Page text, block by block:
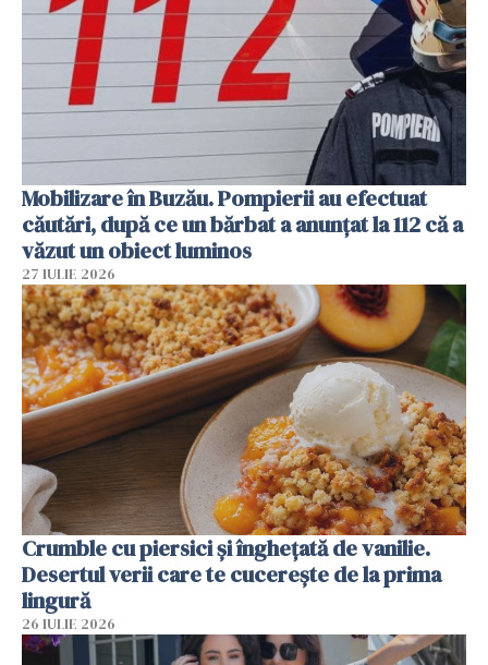
Mobilizare în Buzău. Pompierii au efectuat
căutări, după ce un bărbat a anunțat la 112 că a
văzut un obiect luminos
27 IULIE 2026
Crumble cu piersici și înghețată de vanilie.
Desertul verii care te cucerește de la prima
lingură
26 IULIE 2026